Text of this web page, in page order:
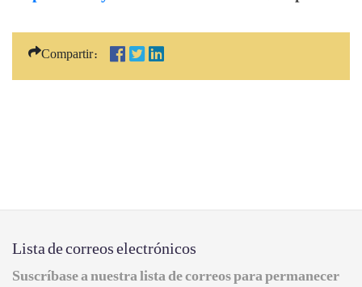
Compartir:
Lista de correos electrónicos
Suscríbase a nuestra lista de correos para permanecer